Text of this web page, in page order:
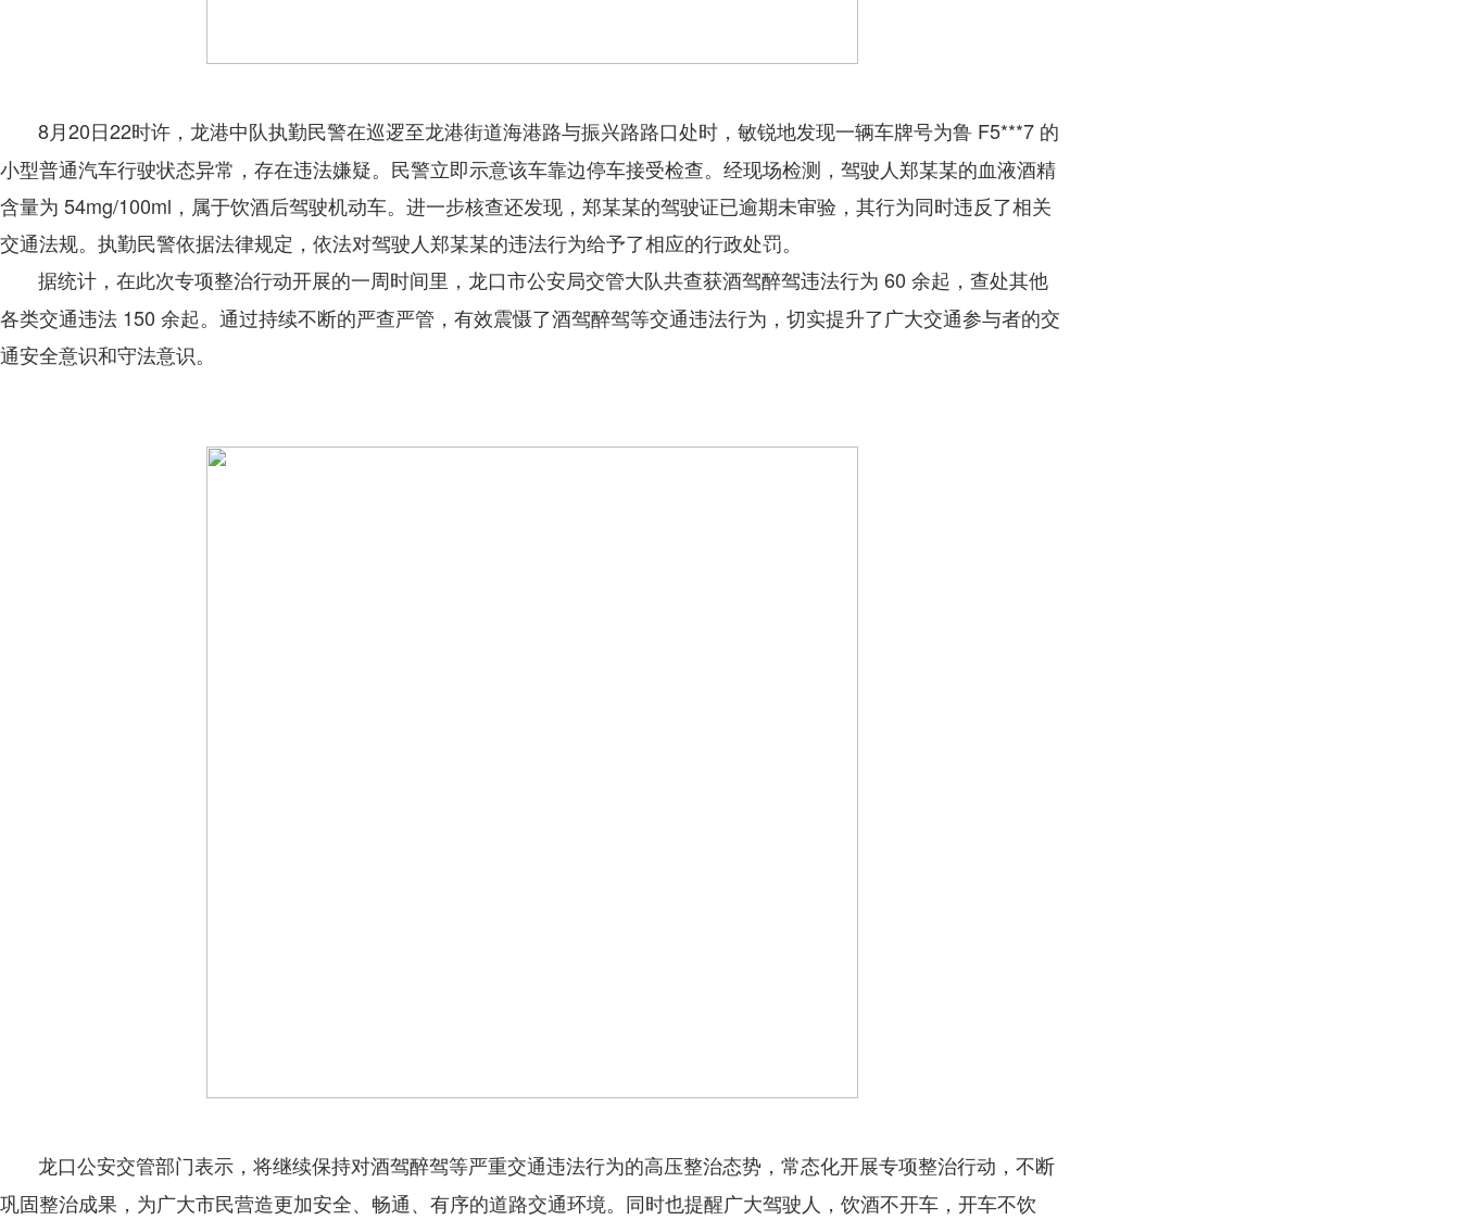
8月20日22时许，龙港中队执勤民警在巡逻至龙港街道海港路与振兴路路口处时，敏锐地发现一辆车牌号为鲁 F5***7 的
小型普通汽车行驶状态异常，存在违法嫌疑。民警立即示意该车靠边停车接受检查。经现场检测，驾驶人郑某某的血液酒精
含量为 54mg/100ml，属于饮酒后驾驶机动车。进一步核查还发现，郑某某的驾驶证已逾期未审验，其行为同时违反了相关
交通法规。执勤民警依据法律规定，依法对驾驶人郑某某的违法行为给予了相应的行政处罚。
据统计，在此次专项整治行动开展的一周时间里，龙口市公安局交管大队共查获酒驾醉驾违法行为 60 余起，查处其他
各类交通违法 150 余起。通过持续不断的严查严管，有效震慑了酒驾醉驾等交通违法行为，切实提升了广大交通参与者的交
通安全意识和守法意识。
龙口公安交管部门表示，将继续保持对酒驾醉驾等严重交通违法行为的高压整治态势，常态化开展专项整治行动，不断
巩固整治成果，为广大市民营造更加安全、畅通、有序的道路交通环境。同时也提醒广大驾驶人，饮酒不开车，开车不饮